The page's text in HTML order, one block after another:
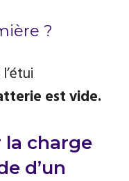
?
est vide.
charge
d’un